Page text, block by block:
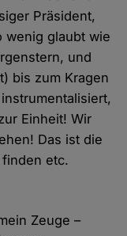
Präsident,
wenig glaubt wie
und
bis zum Kragen
Einheit! Wir
Das ist die
etc.
Zeuge –